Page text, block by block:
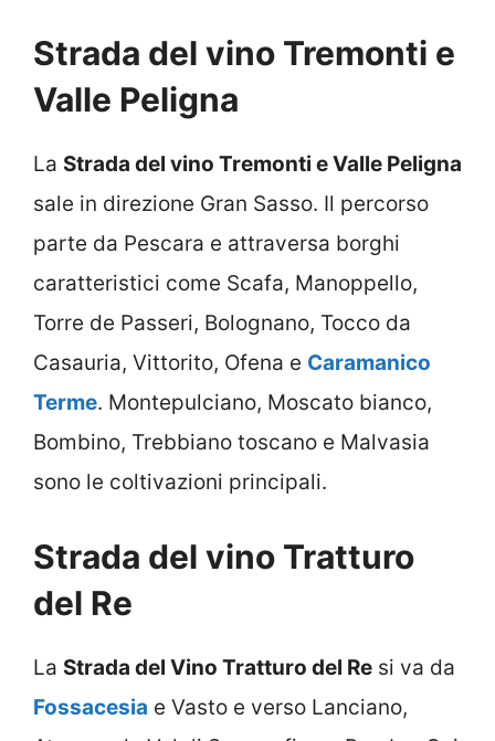
Strada del vino Tremonti e
Valle Peligna
La Strada del vino Tremonti e Valle Peligna
sale in direzione Gran Sasso. Il percorso
parte da Pescara e attraversa borghi
caratteristici come Scafa, Manoppello,
Torre de Passeri, Bolognano, Tocco da
Casauria, Vittorito, Ofena e Caramanico
Terme. Montepulciano, Moscato bianco,
Bombino, Trebbiano toscano e Malvasia
sono le coltivazioni principali.
Strada del vino Tratturo
del Re
La Strada del Vino Tratturo del Re si va da
Fossacesia e Vasto e verso Lanciano,